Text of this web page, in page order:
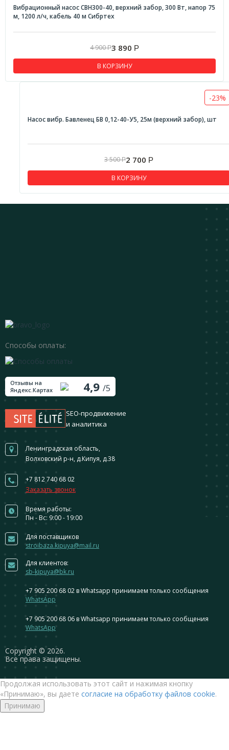
Вибрационный насос СВН300-40, верхний забор, 300 Вт, напор 75
м, 1200 л/ч, кабель 40 м Сибртех
4 900Р3 890 Р
В КОРЗИНУ
-23%
Насос вибр. Бавленец БВ 0,12-40-У5, 25м (верхний забор), шт
3 500Р2 700 Р
В КОРЗИНУ
Сopyright © 2026.
Все права защищены.
Способы оплаты:
Отзывы на
Яндекс.Картах
4,9 /5
SEO-продвижение
и аналитика
Ленинградская область,
Волховский р-н, д.Кипуя, д.38
+7 812 740 68 02
Заказать звонок
Время работы:
Пн - Вс: 9:00 - 19:00
Для поставщиков
stroibaza.kipuya@mail.ru
Для клиентов:
sb-kipuya@bk.ru
+7 905 200 68 02 в Whatsapp принимаем только сообщения
WhatsApp
+7 905 200 68 06 в Whatsapp принимаем только сообщения
WhatsApp
Продолжая использовать этот сайт и нажимая кнопку
«Принимаю», вы даете согласие на обработку файлов cookie.
Принимаю